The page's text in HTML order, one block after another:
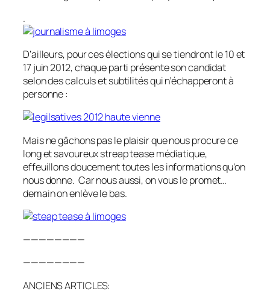
.
D’ailleurs, pour ces élections qui se tiendront le 10 et
17 juin 2012, chaque parti présente son candidat
selon des calculs et subtilités qui n’échapperont à
personne :
Mais ne gâchons pas le plaisir que nous procure ce
long et savoureux streap tease médiatique,
effeuillons doucement toutes les informations qu’on
nous donne. Car nous aussi, on vous le promet…
demain on enlève le bas.
————————
————————
ANCIENS ARTICLES: